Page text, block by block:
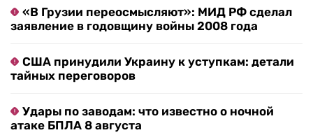
«В Грузии переосмысляют»: МИД РФ сделал
заявление в годовщину войны 2008 года
США принудили Украину к уступкам: детали
тайных переговоров
Удары по заводам: что известно о ночной
атаке БПЛА 8 августа